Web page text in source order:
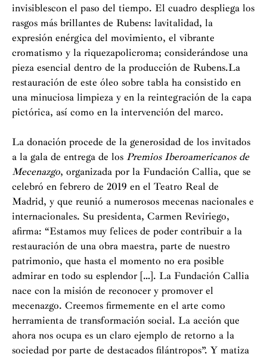
invisiblescon el paso del tiempo. El cuadro despliega los
rasgos más brillantes de Rubens: lavitalidad, la
expresión enérgica del movimiento, el vibrante
cromatismo y la riquezapolicroma; considerándose una
pieza esencial dentro de la producción de Rubens.La
restauración de este óleo sobre tabla ha consistido en
una minuciosa limpieza y en la reintegración de la capa
pictórica, así como en la intervención del marco.
La donación procede de la generosidad de los invitados
a la gala de entrega de los Premios Iberoamericanos de
Mecenazgo, organizada por la Fundación Callia, que se
celebró en febrero de 2019 en el Teatro Real de
Madrid, y que reunió a numerosos mecenas nacionales e
internacionales. Su presidenta, Carmen Reviriego,
afirma: “Estamos muy felices de poder contribuir a la
restauración de una obra maestra, parte de nuestro
patrimonio, que hasta el momento no era posible
admirar en todo su esplendor […]. La Fundación Callia
nace con la misión de reconocer y promover el
mecenazgo. Creemos firmemente en el arte como
herramienta de transformación social. La acción que
ahora nos ocupa es un claro ejemplo de retorno a la
sociedad por parte de destacados filántropos”. Y matiza